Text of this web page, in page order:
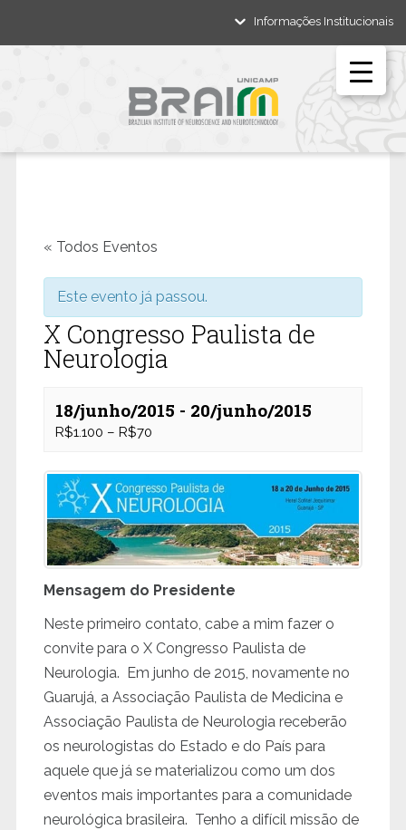
Informações Institucionais
« Todos Eventos
Este evento já passou.
X Congresso Paulista de
Neurologia
18/junho/2015 - 20/junho/2015
R$1.100 – R$70
Mensagem do Presidente
Neste primeiro contato, cabe a mim fazer o
convite para o X Congresso Paulista de
Neurologia. Em junho de 2015, novamente no
Guarujá, a Associação Paulista de Medicina e
Associação Paulista de Neurologia receberão
os neurologistas do Estado e do País para
aquele que já se materializou como um dos
eventos mais importantes para a comunidade
neurológica brasileira. Tenho a difícil missão de